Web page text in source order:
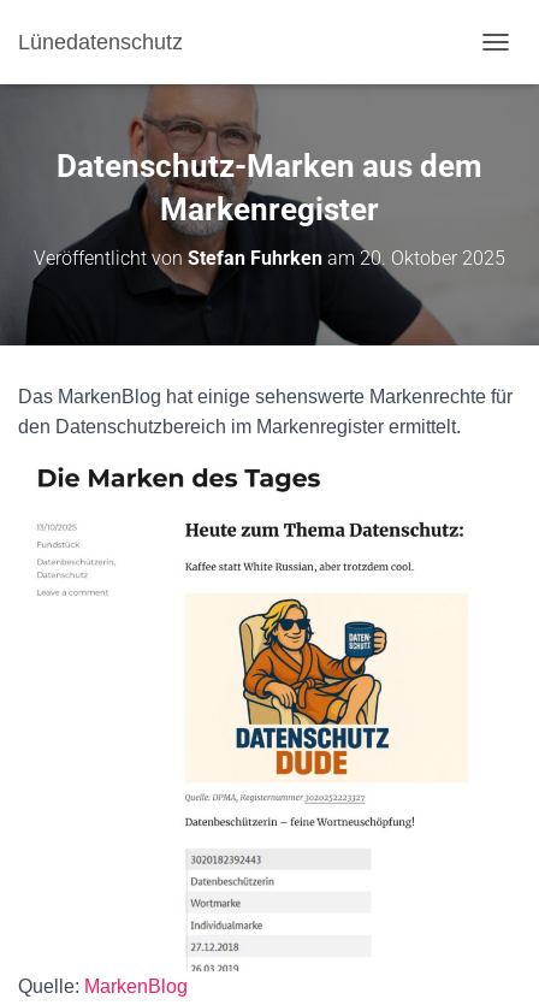
Lünedatenschutz
Datenschutz-Marken aus dem
Markenregister
Veröffentlicht von Stefan Fuhrken am 20. Oktober 2025
Das MarkenBlog hat einige sehenswerte Markenrechte für
den Datenschutzbereich im Markenregister ermittelt.
Quelle: MarkenBlog